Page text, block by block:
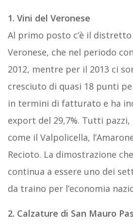
1. Vini del Veronese
Al primo posto c’è il
Veronese, che nel periodo
2012, mentre per il 2013 ci
cresciuto di quasi 18 punti
in termini di fatturato e ha
export del 29,7%. Tutti
come il Valpolicella,
Recioto. La dimostrazione
continua a essere uno dei
da traino per l’economia
2. Calzature di San Mauro